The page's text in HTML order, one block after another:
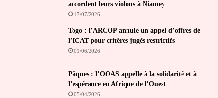
accordent leurs violons à Niamey
17/07/2026
Togo : l’ARCOP annule un appel d’offres de
l’ICAT pour critères jugés restrictifs
01/06/2026
Pâques : l’OOAS appelle à la solidarité et à
l’espérance en Afrique de l’Ouest
05/04/2026